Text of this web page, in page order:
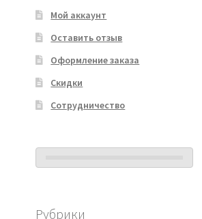
Мой аккаунт
Оставить отзыв
Оформление заказа
Скидки
Сотрудничество
Рубрики